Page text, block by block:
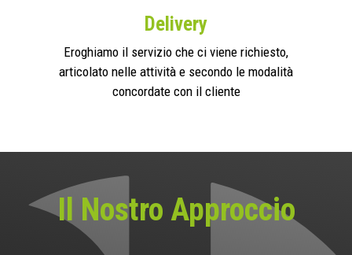
Delivery
Eroghiamo il servizio che ci viene richiesto,
articolato nelle attività e secondo le modalità
concordate con il cliente
Il Nostro Approccio